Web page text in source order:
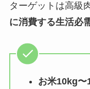
ターゲットは高級
に消費する生活必
お米10kg〜